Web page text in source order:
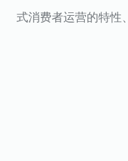
式消费者运营的特